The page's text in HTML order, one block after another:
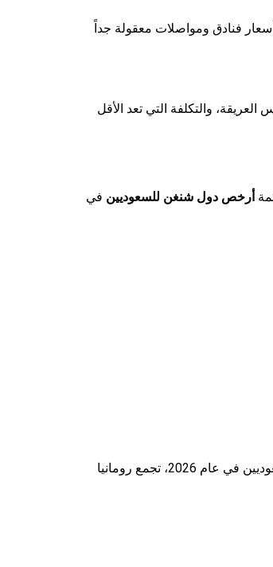
فنادق ومواصلات معقولة جداً
والتكلفة التي تعد الأقل
أرخص دول شنغن للسعوديين في
(براً وجواً وبحراً) اعتباراً من 1 يناير 2025، مما جعلها واحدة من الوجهات الأكثر جذباً للسعوديين في عام 2026، تجمع رومانيا